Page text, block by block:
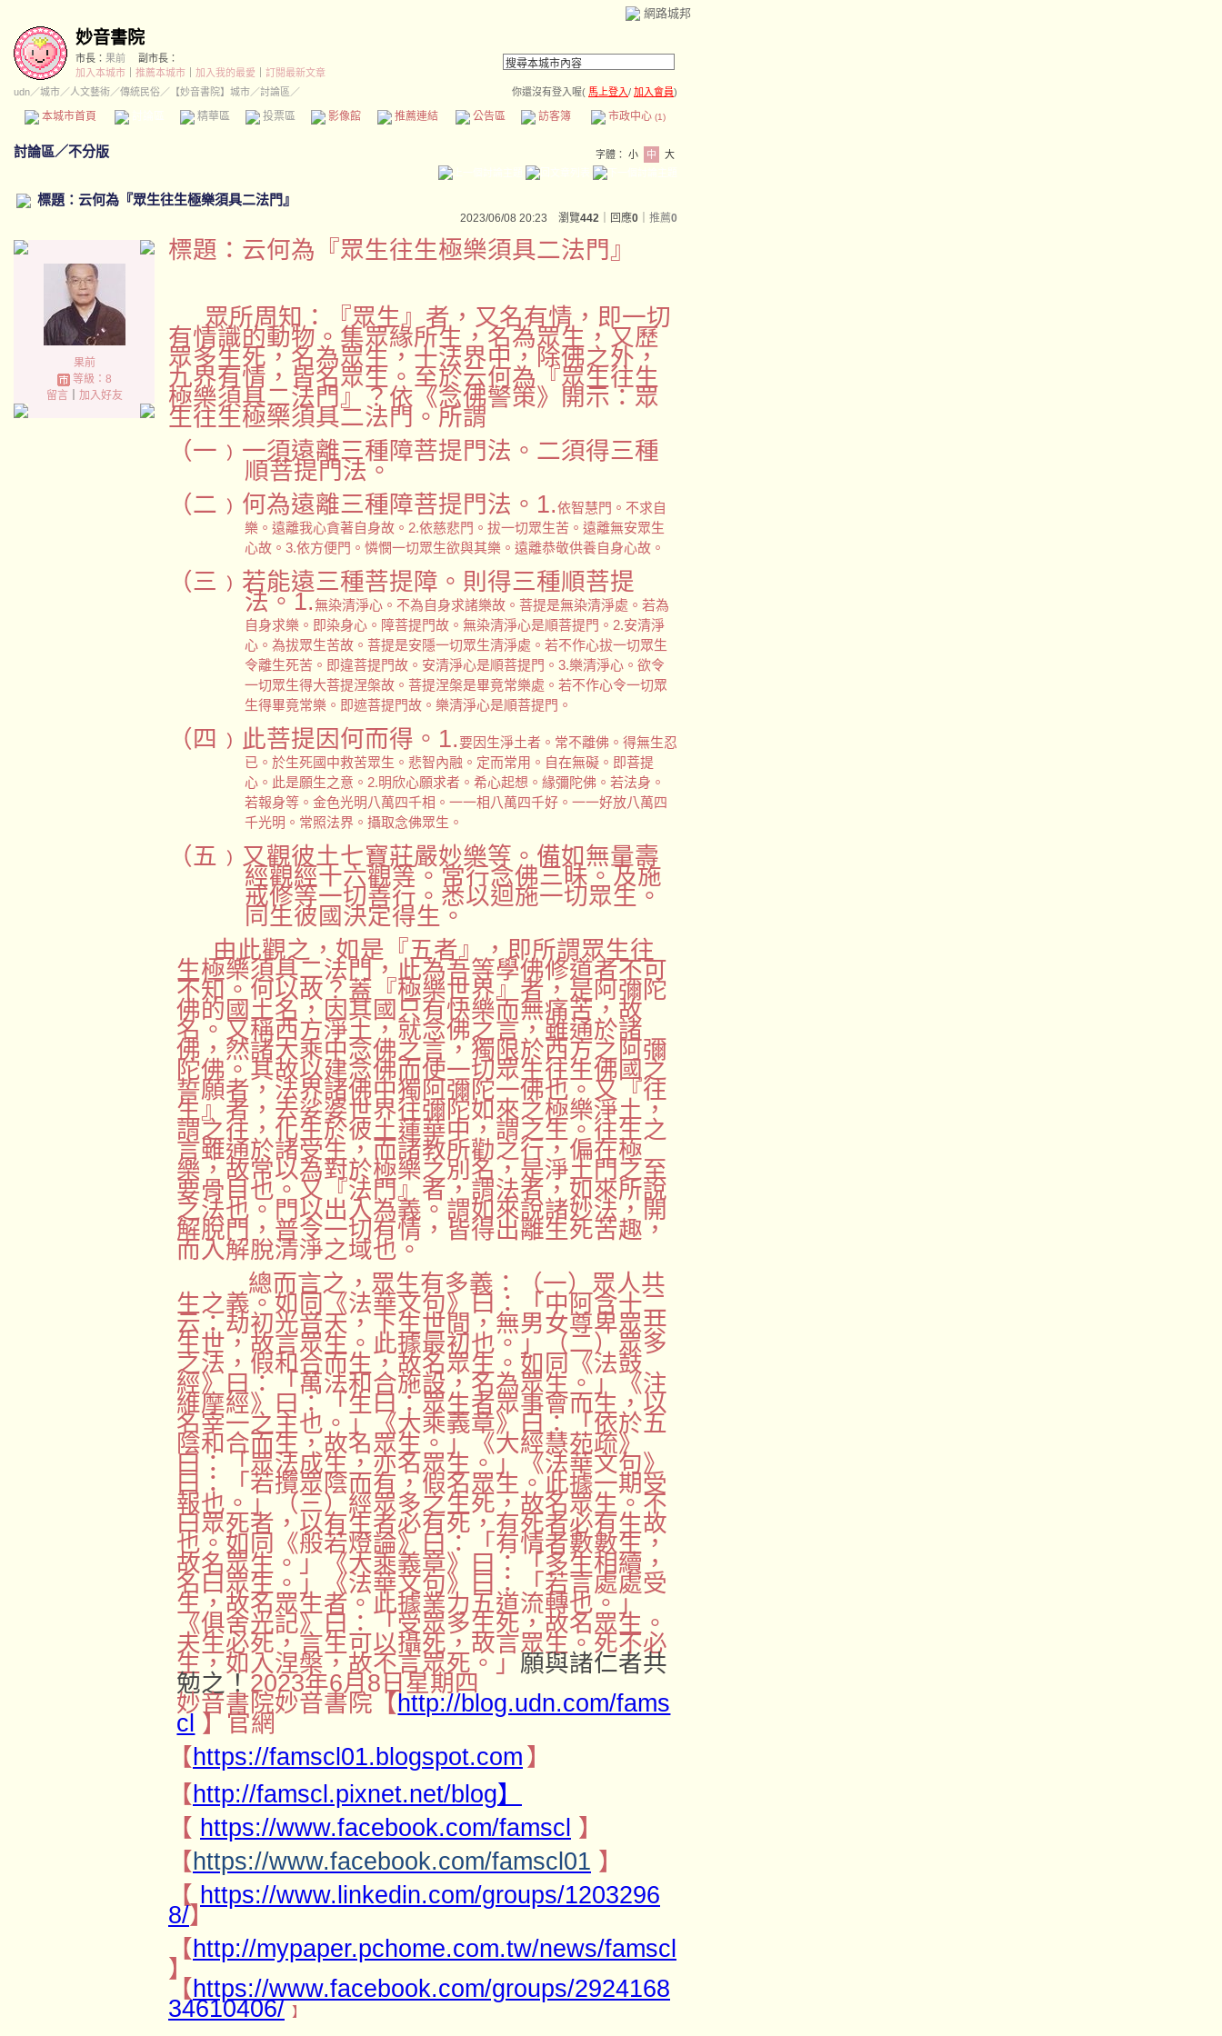
網路城邦
妙音書院
市長： 果前
副市長：
加入本城市
推薦本城市 加入我的最愛
訂閱最新文章
udn／城市／人文藝術／傳統民俗／ 【妙音書院】城市／討論區／ 你還沒有登入喔( 馬上登入/ 加入會員)
本城市首頁 精華區 投票區 影像館 推薦連結 公告區 訪客簿 市政中心 (1)
討論區／不分版 字體： 小 中 大
標題：云何為『眾生往生極樂須具二法門』
2023/06/08 20:23 瀏覽442 ｜回應0 推薦0
果前
等級：8
留言｜ 加入好友
標題：云何為『眾生往生極樂須具二法門』
眾所周知：『眾生』者，又名有情，即一切
有情識的動物。集眾緣所生，名為眾生，又歷
眾多生死，名為眾生，十法界中，除佛之外，
九界有情，皆名眾生。至於云何為『眾生往生
極樂須具二法門』？依《念佛警策》開示：眾
生往生極樂須具二法門。所謂
（一﹚ 一須遠離三種障菩提門法。二須得三種
順菩提門法。
（二﹚ 何為遠離三種障菩提門法。1.依智慧門。不求自
樂。遠離我心貪著自身故。2.依慈悲門。拔一切眾生苦。遠離無安眾生
心故。3.依方便門。憐憫一切眾生欲與其樂。遠離恭敬供養自身心故。
（三﹚ 若能遠三種菩提障。則得三種順菩提
法。1.無染清淨心。不為自身求諸樂故。菩提是無染清淨處。若為
自身求樂。即染身心。障菩提門故。無染清淨心是順菩提門。2.安清淨
心。為拔眾生苦故。菩提是安隱一切眾生清淨處。若不作心拔一切眾生
令離生死苦。即違菩提門故。安清淨心是順菩提門。3.樂清淨心。欲令
一切眾生得大菩提涅槃故。菩提涅槃是畢竟常樂處。若不作心令一切眾
生得畢竟常樂。即遮菩提門故。樂清淨心是順菩提門。
（四﹚ 此菩提因何而得。1.要因生淨土者。常不離佛。得無生忍
已。於生死國中救苦眾生。悲智內融。定而常用。自在無礙。即菩提
心。此是願生之意。2.明欣心願求者。希心起想。緣彌陀佛。若法身。
若報身等。金色光明八萬四千相。一一相八萬四千好。一一好放八萬四
千光明。常照法界。攝取念佛眾生。
（五﹚ 又觀彼土七寶莊嚴妙樂等。備如無量壽
經觀經十六觀等。常行念佛三昧。及施
戒修等一切善行。悉以迴施一切眾生。
同生彼國決定得生。
由此觀之，如是『五者』，即所謂眾生往
生極樂須具二法門，此為吾等學佛修道者不可
不知。何以故？蓋『極樂世界』者，是阿彌陀
佛的國土名，因其國只有快樂而無痛苦，故
名。又稱西方淨土，就念佛之言，雖通於諸
佛，然諸大乘中念佛之言，獨限於西方之阿彌
陀佛。其故以建念佛而使一切眾生往生佛國之
誓願者，法界諸佛中獨阿彌陀一佛也。又『往
生』者，去娑婆世界往彌陀如來之極樂淨土，
謂之往，化生於彼土蓮華中，謂之生。往生之
言雖通於諸受生，而諸教所勸之行，偏在極
樂，故常以為對於極樂之別名，是淨土門之至
要骨目也。又『法門』者，謂法者，如來所說
之法也。門以出入為義。謂如來說諸妙法，開
解脫門，普令一切有情，皆得出離生死苦趣，
而入解脫清淨之域也。
總而言之，眾生有多義：（一）眾人共
生之義。如同《法華文句》曰：「中阿含十二
云：劫初光音天，下生世間，無男女尊卑眾共
生世，故言眾生。此據最初也。」（二）眾多
之法，假和合而生，故名眾生。如同《法鼓
經》曰：「萬法和合施設，名為眾生。」《注
維摩經》曰：「生曰：眾生者眾事會而生，以
名宰一之主也。」《大乘義章》曰：「依於五
陰和合而生，故名眾生。」《大經慧苑疏》
曰：「眾法成生，亦名眾生。」《法華文句》
曰：「若攬眾陰而有，假名眾生。此據一期受
報也。」（三）經眾多之生死，故名眾生。不
曰眾死者，以有生者必有死，有死者必有生故
也。如同《般若燈論》曰：「有情者數數生，
故名眾生。」《大乘義章》曰：「多生相續，
名曰眾生。」《法華文句》曰：「若言處處受
生，故名眾生者。此據業力五道流轉也。」
《俱舍光記》曰：「受眾多生死，故名眾生。
夫生必死，言生可以攝死，故言眾生。死不必
生，如入涅槃，故不言眾死。」 願與諸仁者共
勉之！ 2023年6月8日星期四
妙音書院妙音書院【 http://blog.udn.com/fams
cl 】官網
【 https://famscl01.blogspot.com 】
【 http://famscl.pixnet.net/blog】
【 https://www.facebook.com/famscl 】
【 https://www.facebook.com/famscl01 】
【 https://www.linkedin.com/groups/1203296
8/】
【 http://mypaper.pchome.com.tw/news/famscl
】
【 https://www.facebook.com/groups/2924168
34610406/ 】